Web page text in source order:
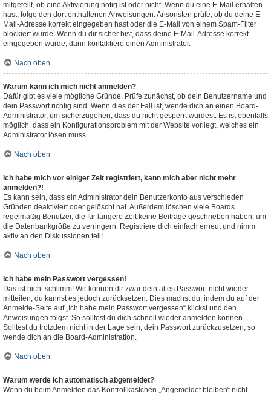
mitgeteilt, ob eine Aktivierung nötig ist oder nicht. Wenn du eine E-Mail erhalten
hast, folge den dort enthaltenen Anweisungen. Ansonsten prüfe, ob du deine E-
Mail-Adresse korrekt eingegeben hast oder die E-Mail von einem Spam-Filter
blockiert wurde. Wenn du dir sicher bist, dass deine E-Mail-Adresse korrekt
eingegeben wurde, dann kontaktiere einen Administrator.
Nach oben
Warum kann ich mich nicht anmelden?
Dafür gibt es viele mögliche Gründe. Prüfe zunächst, ob dein Benutzername und
dein Passwort richtig sind. Wenn dies der Fall ist, wende dich an einen Board-
Administrator, um sicherzugehen, dass du nicht gesperrt wurdest. Es ist ebenfalls
möglich, dass ein Konfigurationsproblem mit der Website vorliegt, welches ein
Administrator lösen muss.
Nach oben
Ich habe mich vor einiger Zeit registriert, kann mich aber nicht mehr
anmelden?!
Es kann sein, dass ein Administrator dein Benutzerkonto aus verschieden
Gründen deaktiviert oder gelöscht hat. Außerdem löschen viele Boards
regelmäßig Benutzer, die für längere Zeit keine Beiträge geschrieben haben, um
die Datenbankgröße zu verringern. Registriere dich einfach erneut und nimm
aktiv an den Diskussionen teil!
Nach oben
Ich habe mein Passwort vergessen!
Das ist nicht schlimm! Wir können dir zwar dein altes Passwort nicht wieder
mitteilen, du kannst es jedoch zurücksetzen. Dies machst du, indem du auf der
Anmelde-Seite auf „Ich habe mein Passwort vergessen“ klickst und den
Anweisungen folgst. So solltest du dich schnell wieder anmelden können.
Solltest du trotzdem nicht in der Lage sein, dein Passwort zurückzusetzen, so
wende dich an die Board-Administration.
Nach oben
Warum werde ich automatisch abgemeldet?
Wenn du beim Anmelden das Kontrollkästchen „Angemeldet bleiben“ nicht